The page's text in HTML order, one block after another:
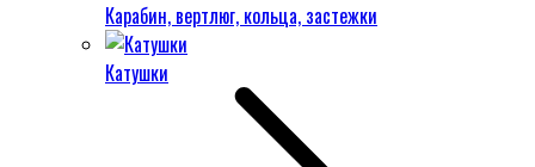
Карабин, вертлюг, кольца, застежки
Катушки